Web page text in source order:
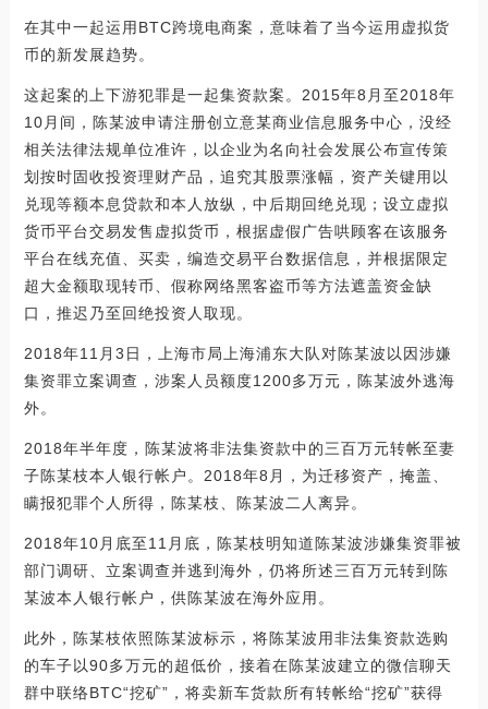
在其中一起运用BTC跨境电商案，意味着了当今运用虚拟货
币的新发展趋势。
这起案的上下游犯罪是一起集资款案。2015年8月至2018年
10月间，陈某波申请注册创立意某商业信息服务中心，没经
相关法律法规单位准许，以企业为名向社会发展公布宣传策
划按时固收投资理财产品，追究其股票涨幅，资产关键用以
兑现等额本息贷款和本人放纵，中后期回绝兑现；设立虚拟
货币平台交易发售虚拟货币，根据虚假广告哄顾客在该服务
平台在线充值、买卖，编造交易平台数据信息，并根据限定
超大金额取现转币、假称网络黑客盗币等方法遮盖资金缺
口，推迟乃至回绝投资人取现。
2018年11月3日，上海市局上海浦东大队对陈某波以因涉嫌
集资罪立案调查，涉案人员额度1200多万元，陈某波外逃海
外。
2018年半年度，陈某波将非法集资款中的三百万元转帐至妻
子陈某枝本人银行帐户。2018年8月，为迁移资产，掩盖、
瞒报犯罪个人所得，陈某枝、陈某波二人离异。
2018年10月底至11月底，陈某枝明知道陈某波涉嫌集资罪被
部门调研、立案调查并逃到海外，仍将所述三百万元转到陈
某波本人银行帐户，供陈某波在海外应用。
此外，陈某枝依照陈某波标示，将陈某波用非法集资款选购
的车子以90多万元的超低价，接着在陈某波建立的微信聊天
群中联络BTC“挖矿”，将卖新车货款所有转帐给“挖矿”获得